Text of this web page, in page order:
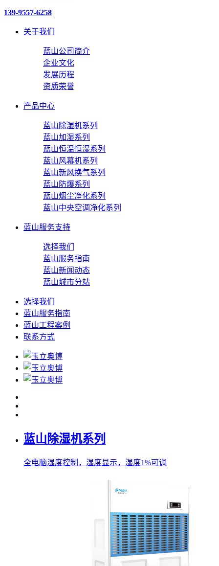
139-9557-6258
关于我们
蓝山公司简介
企业文化
发展历程
资质荣誉
产品中心
蓝山除湿机系列
蓝山加湿系列
蓝山恒温恒湿系列
蓝山风幕机系列
蓝山新风换气系列
蓝山防爆系列
蓝山烟尘净化系列
蓝山中央空调净化系列
蓝山服务支持
选择我们
蓝山服务指南
蓝山新闻动态
蓝山城市分站
选择我们
蓝山服务指南
蓝山工程案例
联系方式
蓝山除湿机系列
全电脑湿度控制，湿度显示，湿度1%可调